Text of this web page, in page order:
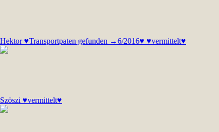
Hektor ♥Transportpaten gefunden →6/2016♥ ♥vermittelt♥
Szöszi ♥vermittelt♥